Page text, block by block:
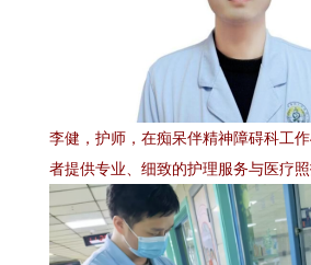
李健，护师，在痴呆伴精神障碍科工
者提供专业、细致的护理服务与医疗照